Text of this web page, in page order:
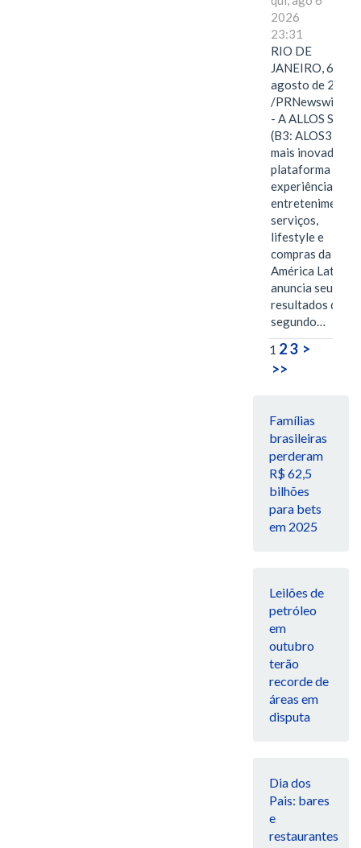
2026
23:31
RIO DE
JANEIRO, 6 de
agosto de 2026
/PRNewswire/ -
- A ALLOS S.A.
(B3: ALOS3), a
mais inovadora
plataforma de
experiências,
entretenimento,
serviços,
lifestyle e
compras da
América Latina
anuncia seus
resultados do
segundo…
1 23 >
>>
Famílias
brasileiras
perderam
R$ 62,5
bilhões
para bets
em 2025
Leilões de
petróleo
em
outubro
terão
recorde de
áreas em
disputa
Dia dos
Pais: bares
e
restaurantes